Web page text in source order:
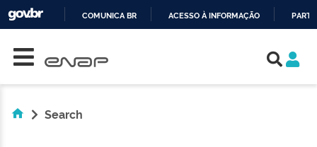
COMUNICA BR ACESSO À INFORMAÇÃO
Search